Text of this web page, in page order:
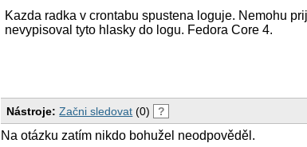
Kazda radka v crontabu spustena loguje. Nemohu
nevypisoval tyto hlasky do logu. Fedora Core 4.
Nástroje: Začni sledovat (0) ?
Na otázku zatím nikdo bohužel neodpověděl.